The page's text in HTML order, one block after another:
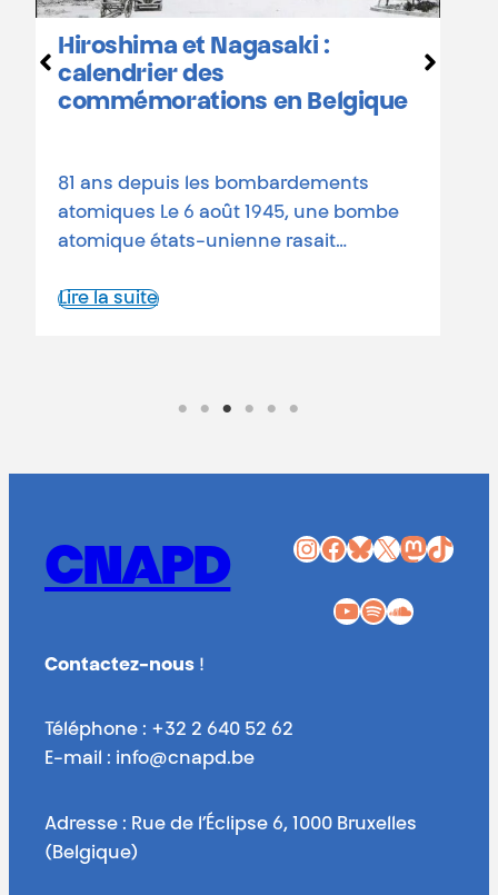
Hiroshima et Nagasaki :
calendrier des
commémorations en Belgique
81 ans depuis les bombardements
atomiques Le 6 août 1945, une bombe
atomique états-unienne rasait…
Lire la suite
CNAPD InstagramFacebook Bluesky X Mastodon TikTok
YouTube Spotify SoundCloud
Contactez-nous !
Téléphone : +32 2 640 52 62
E-mail : info@cnapd.be
Adresse : Rue de l’Éclipse 6, 1000 Bruxelles
(Belgique)